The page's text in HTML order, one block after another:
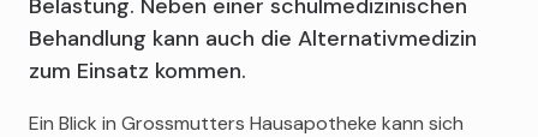
Behandlung kann auch die Alternativmedizin
zum Einsatz kommen.
Ein Blick in Grossmutters Hausapotheke kann sich